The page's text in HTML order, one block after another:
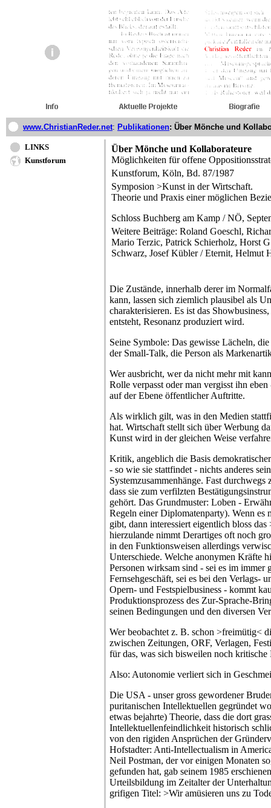
www.ChristianReder.net: Publikationen: Über Mönche und
LINKS
Kunstforum
Über Mönche und Kollaborateure
Möglichkeiten für offene
Kunstforum, Köln, Bd. 87/1987
Symposion >Kunst in der Wirtschaft.
Theorie und Praxis einer möglichen
Schloss Buchberg am Kamp / NÖ,
Weitere Beiträge: Roland Goeschl,
Mario Terzic, Patrick Schierholz, Horst
Schwarz, Josef Kübler / Eternit, Helmut
Die Zustände, innerhalb derer im
kann, lassen sich ziemlich plausibel als
charakterisieren. Es ist das
entsteht, Resonanz produziert wird.
Seine Symbole: Das gewisse Lächeln,
der Small-Talk, die Person als
Wer ausbricht, wer da nicht mehr mit
Rolle verpasst oder man vergisst ihn
auf der Ebene öffentlicher Auftritte.
Als wirklich gilt, was in den Medien
hat. Wirtschaft stellt sich über Werbung
Kunst wird in der gleichen Weise
Kritik, angeblich die Basis
- so wie sie stattfindet - nichts anderes
Systemzusammenhänge. Fast
dass sie zum verfilzten
gehört. Das Grundmuster: Loben -
Regeln einer Diplomatenparty). Wenn es
gibt, dann interessiert eigentlich bloss
hierzulande nimmt Derartiges oft noch
in den Funktionsweisen allerdings
Unterschiede. Welche anonymen Kräfte
Personen wirksam sind - sei es im immer
Fernsehgeschäft, sei es bei den Verlags-
Opern- und Festspielbusiness - kommt
Produktionsprozess des Zur-Sprache-
seinen Bedingungen und den diversen
Wer beobachtet z. B. schon >freimütig<
zwischen Zeitungen, ORF, Verlagen,
für das, was sich bisweilen noch kritische
Also: Autonomie verliert sich in
Die USA - unser gross gewordener
puritanischen Intellektuellen gegründet
etwas bejahrte) Theorie, dass die dort
Intellektuellenfeindlichkeit historisch
von den rigiden Ansprüchen der
Hofstadter: Anti-Intellectualism in
Neil Postman, der vor einigen Monaten
gefunden hat, gab seinem 1985
Urteilsbildung im Zeitalter der
grifigen Titel: >Wir amüsieren uns zu